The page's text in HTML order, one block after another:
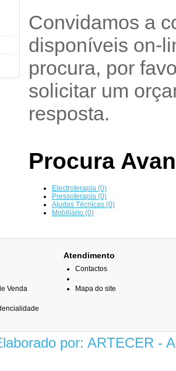
Convidamos a
disponíveis on-
procura, por
solicitar um
resposta.
Procura
Electroterapia (0)
Pressoterapia (0)
Ajudas Técnicas (0)
Mobiliário (0)
Venda
Atendimento
Contactos
Mapa do site
por: ARTECER -